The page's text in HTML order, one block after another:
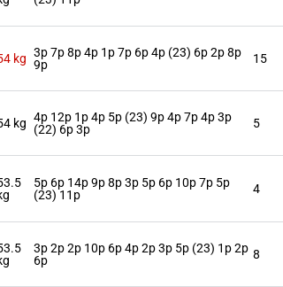
kg 3p 7p 8p 4p 1p 7p 6p 4p (23) 6p 2p 8p
9p
15
kg 4p 12p 1p 4p 5p (23) 9p 4p 7p 4p 3p
(22) 6p 3p
5
5p 6p 14p 9p 8p 3p 5p 6p 10p 7p 5p
(23) 11p
4
3p 2p 2p 10p 6p 4p 2p 3p 5p (23) 1p 2p
6p
8